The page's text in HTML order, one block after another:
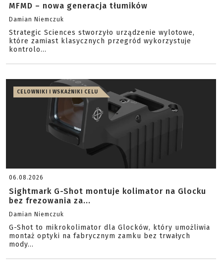
MFMD – nowa generacja tłumików
Damian Niemczuk
Strategic Sciences stworzyło urządzenie wylotowe,
które zamiast klasycznych przegród wykorzystuje
kontrolo...
CELOWNIKI I WSKAŹNIKI CELU
06.08.2026
Sightmark G-Shot montuje kolimator na Glocku
bez frezowania za...
Damian Niemczuk
G-Shot to mikrokolimator dla Glocków, który umożliwia
montaż optyki na fabrycznym zamku bez trwałych
mody...